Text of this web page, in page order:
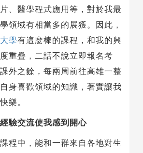
、醫學程式應用等，對於我最
領域有相當多的展獲。因此，
學有這麼棒的課程，和我的興
重疊，二話不說立即報名考
外之餘，每兩周前往高雄一整
身喜歡領域的知識，著實讓我
樂。
驗交流使我感到開心
程中，能和一群來自各地對生